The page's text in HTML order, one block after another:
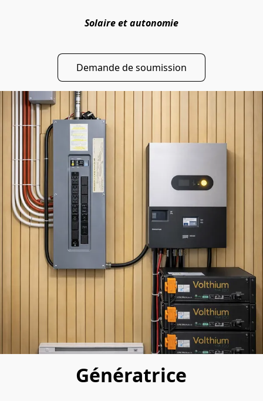
Solaire et autonomie
Demande de soumission
Génératrice